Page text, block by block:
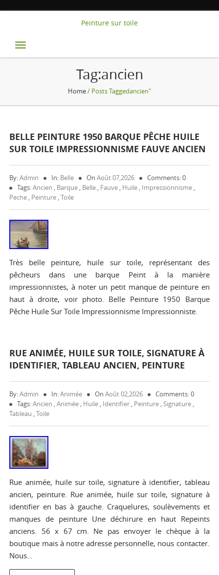
Peinture sur toile
Toggle
navigation
Tag:ancien
Home/ Posts Taggedancien"
BELLE PEINTURE 1950 BARQUE PÊCHE HUILE
SUR TOILE IMPRESSIONNISME FAUVE ANCIEN
By:Admin In: Belle OnAoût 07,2026
Comments: 0
Tags:Ancien , Barque , Belle , Fauve , Huile , Impressionnisme ,
Peche , Peinture ,Toile
Très belle peinture, huile sur toile, représentant des
pêcheurs dans une barque Peint à la manière
impressionnistes, à noter un petit manque de peinture en
haut à droite, voir photo. Belle Peinture 1950 Barque
Pêche Huile Sur Toile Impressionnisme Impressionniste.
RUE ANIMÉE, HUILE SUR TOILE, SIGNATURE À
IDENTIFIER, TABLEAU ANCIEN, PEINTURE
By:Admin In:Animée OnAoût 02,2026
Comments: 0
Tags:Ancien ,Animée , Huile , Identifier , Peinture ,Signature ,
Tableau ,Toile
Rue animée, huile sur toile, signature à identifier, tableau
ancien, peinture. Rue animée, huile sur toile, signature à
identifier en bas à gauche. Craquelures, soulèvements et
manques de peinture Une déchirure en haut Repeints
anciens. 56 x 67 cm. Ne pas envoyer le chèque à la
boutique mais à notre adresse personnelle, nous contacter.
Nous…